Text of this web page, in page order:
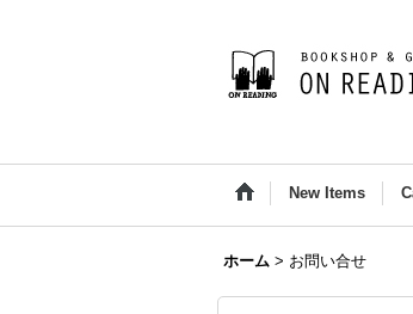
New Items
ホーム > お問い合せ